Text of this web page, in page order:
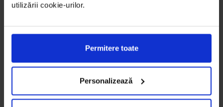
utilizării cookie-urilor.
Permitere toate
Personalizează